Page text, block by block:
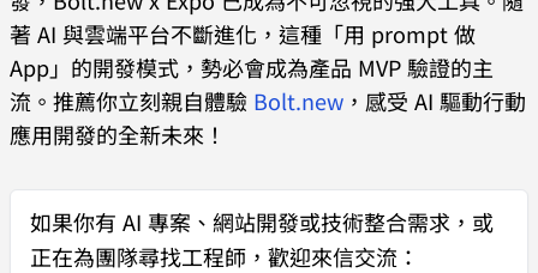
著 AI 與雲端平台不斷進化，這種「用 prompt 做
App」的開發模式，勢必會成為產品 MVP 驗證的主
流。推薦你立刻親自體驗 Bolt.new ，感受 AI 驅動行動
應用開發的全新未來！
如果你有 AI 專案、網站開發或技術整合需求 ，或
正在為團隊尋找工程師，歡迎來信交流：